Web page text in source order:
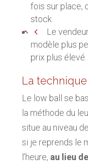
fois sur place,
stock.
Le
modèle plus
prix plus élevé.
La
Le low ball se
la méthode du
situe au niveau
si je reprends le
l’heure, au lieu